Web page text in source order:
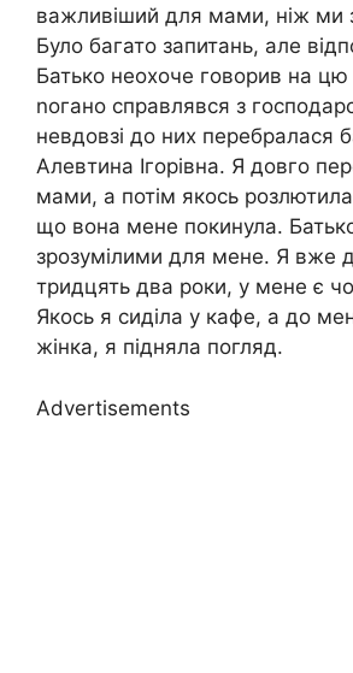
важливіший для мами, ніж ми
Було багато запитань, але
Батько неохоче говорив на цю
nогано справлявся з
невдовзі до них перебралася
Алевтина Ігорівна. Я довго
мами, а потім якось
що вона мене покинула.
зрозумілими для мене. Я вже
тридцять два роки, у мене є
Якось я сиділа у кафе, а до
жінка, я підняла погляд.
Advertisements